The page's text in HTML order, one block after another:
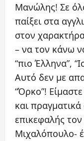
Μανώλης! Σε
παίξει στα
στον
– να τον κάνω
“πιο Έλληνα”,
Αυτό δεν με
“Όρκο”!
και πραγματικά
επικεφαλής
Μιχαλόπουλο-